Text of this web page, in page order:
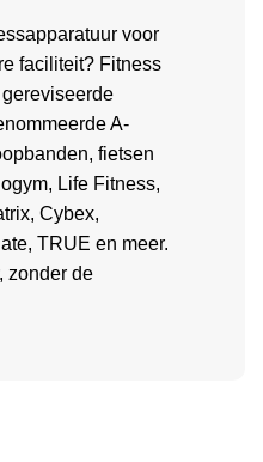
voor
faciliteit? Fitness
A-
fietsen
Life Fitness,
Cybex,
TRUE en meer.
zonder de